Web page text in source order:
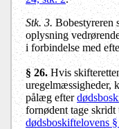
Stk. 3. Bobestyreren
oplysning
i forbindelse med
§ 26.Hvis
uregelmæssigheder,
pålæg efter
fornødent tage
dødsboskiftelovens